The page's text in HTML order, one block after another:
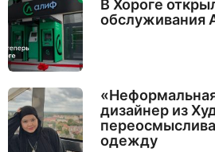
В Хороге
обслуживания
дизайнер из
одежду